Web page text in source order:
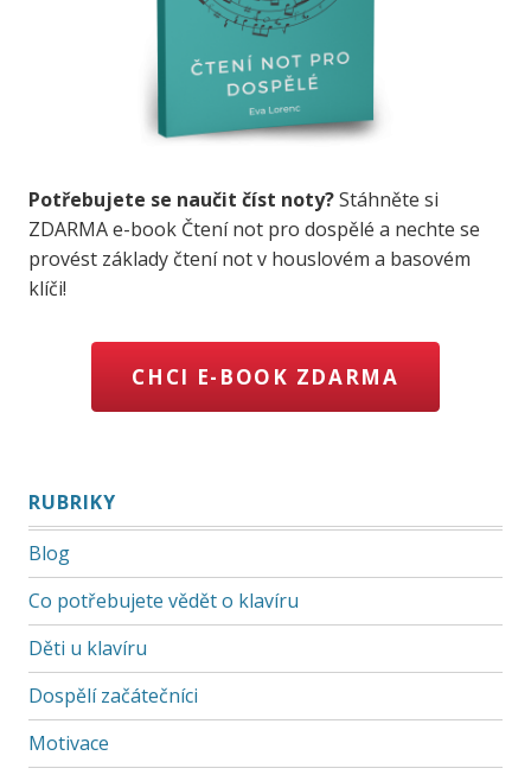
Potřebujete se naučit číst noty?Stáhněte si
ZDARMA e-book Čtení not pro dospělé a nechte se
provést základy čtení not v houslovém a basovém
klíči!
CHCI E-BOOK ZDARMA
RUBRIKY
Blog
Co potřebujete vědět o klavíru
Děti u klavíru
Dospělí začátečníci
Motivace